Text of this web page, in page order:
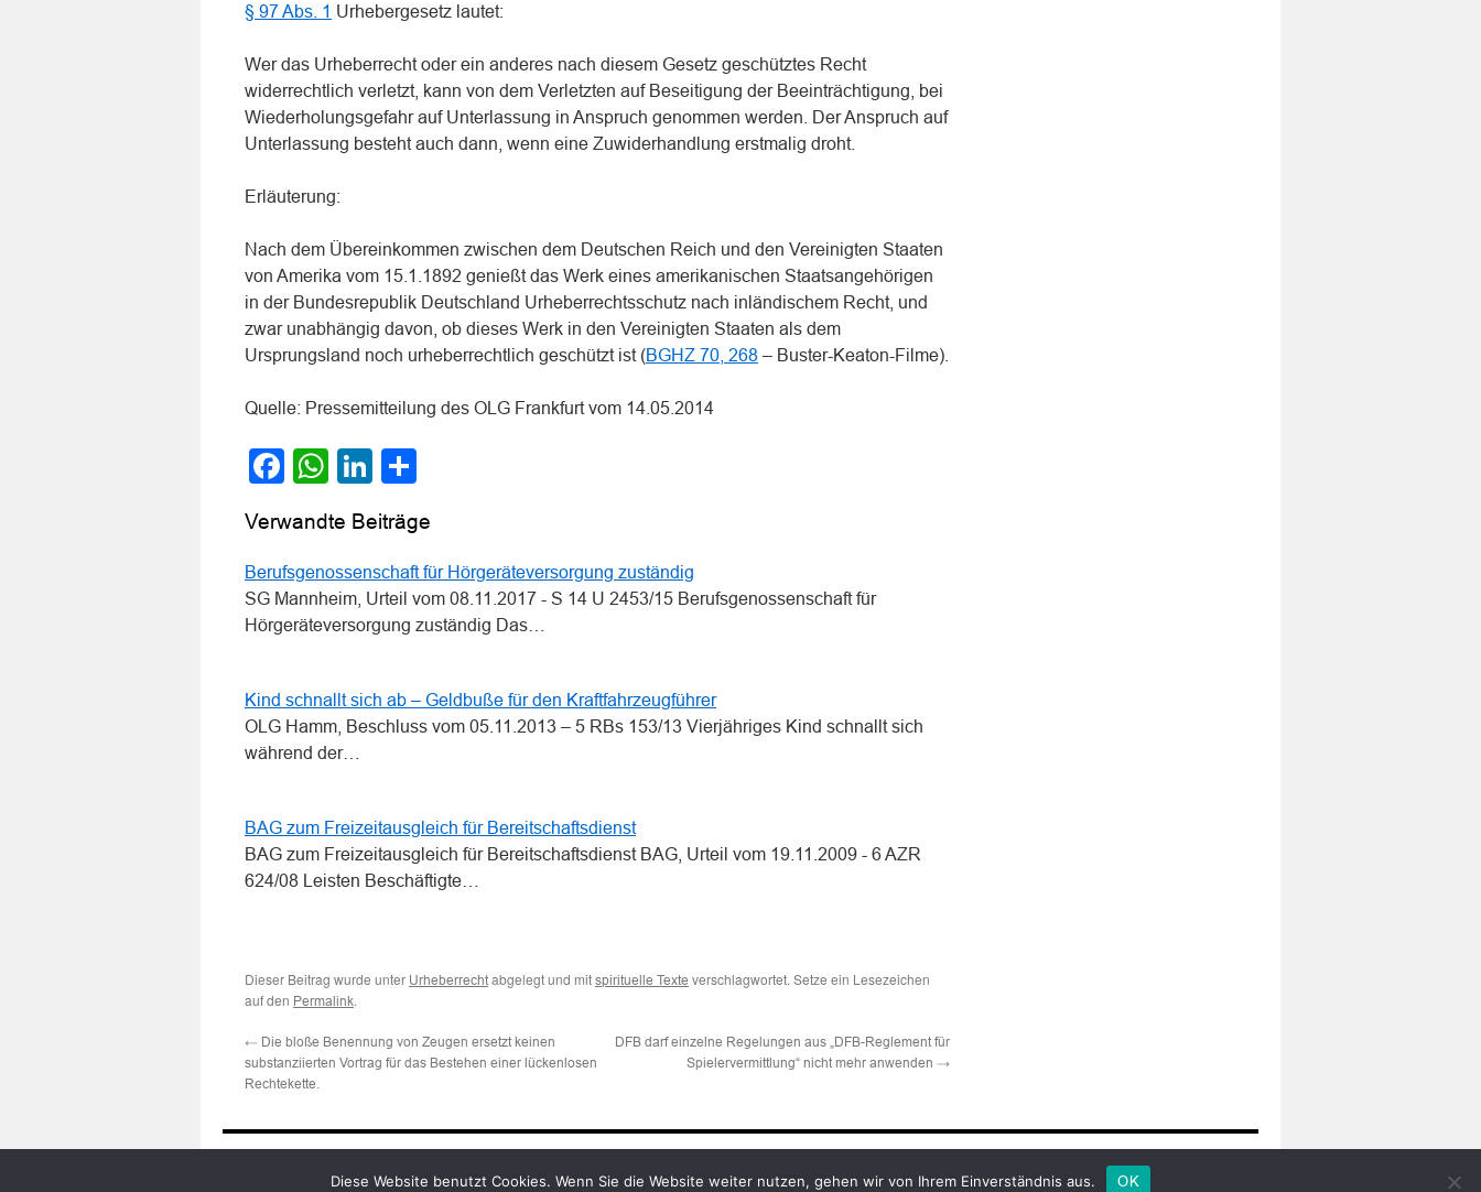
§ 97 Abs. 1 Urhebergesetz lautet:
Wer das Urheberrecht oder ein anderes nach diesem Gesetz geschütztes Recht
widerrechtlich verletzt, kann von dem Verletzten auf Beseitigung der Beeinträchtigung, bei
Wiederholungsgefahr auf Unterlassung in Anspruch genommen werden. Der Anspruch auf
Unterlassung besteht auch dann, wenn eine Zuwiderhandlung erstmalig droht.
Erläuterung:
Nach dem Übereinkommen zwischen dem Deutschen Reich und den Vereinigten Staaten
von Amerika vom 15.1.1892 genießt das Werk eines amerikanischen Staatsangehörigen
in der Bundesrepublik Deutschland Urheberrechtsschutz nach inländischem Recht, und
zwar unabhängig davon, ob dieses Werk in den Vereinigten Staaten als dem
Ursprungsland noch urheberrechtlich geschützt ist (BGHZ 70, 268 – Buster-Keaton-Filme).
Quelle: Pressemitteilung des OLG Frankfurt vom 14.05.2014
Facebook
WhatsApp
LinkedIn
Verwandte Beiträge
Berufsgenossenschaft für Hörgeräteversorgung zuständig
SG Mannheim, Urteil vom 08.11.2017 - S 14 U 2453/15 Berufsgenossenschaft für
Hörgeräteversorgung zuständig Das…
Kind schnallt sich ab – Geldbuße für den Kraftfahrzeugführer
OLG Hamm, Beschluss vom 05.11.2013 – 5 RBs 153/13 Vierjähriges Kind schnallt sich
während der…
BAG zum Freizeitausgleich für Bereitschaftsdienst
BAG zum Freizeitausgleich für Bereitschaftsdienst BAG, Urteil vom 19.11.2009 - 6 AZR
624/08 Leisten Beschäftigte…
Dieser Beitrag wurde unter Urheberrecht abgelegt und mit spirituelle Texte verschlagwortet. Setze ein Lesezeichen
auf den Permalink.
← Die bloße Benennung von Zeugen ersetzt keinen
substanziierten Vortrag für das Bestehen einer lückenlosen
Rechtekette.
DFB darf einzelne Regelungen aus „DFB-Reglement für
Spielervermittlung“ nicht mehr anwenden →
Proudly powered by WordPress.
Diese Website benutzt Cookies. Wenn Sie die Website weiter nutzen, gehen wir von Ihrem Einverständnis aus. OK